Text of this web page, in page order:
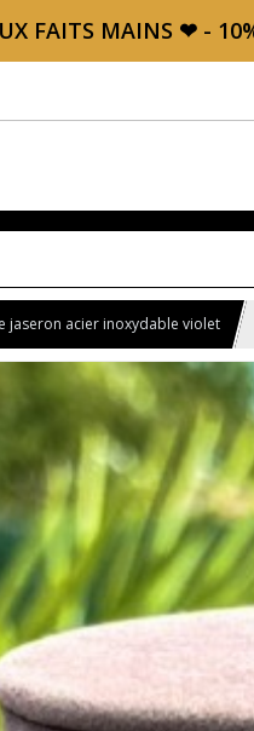
FAITS MAINS ❤ -
jaseron acier inoxydable violet